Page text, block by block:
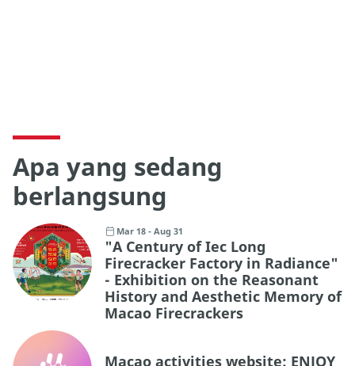
Apa yang sedang
berlangsung
Mar 18 - Aug 31
"A Century of Iec Long
Firecracker Factory in Radiance"
- Exhibition on the Reasonant
History and Aesthetic Memory of
Macao Firecrackers
Macao activities website: ENJOY